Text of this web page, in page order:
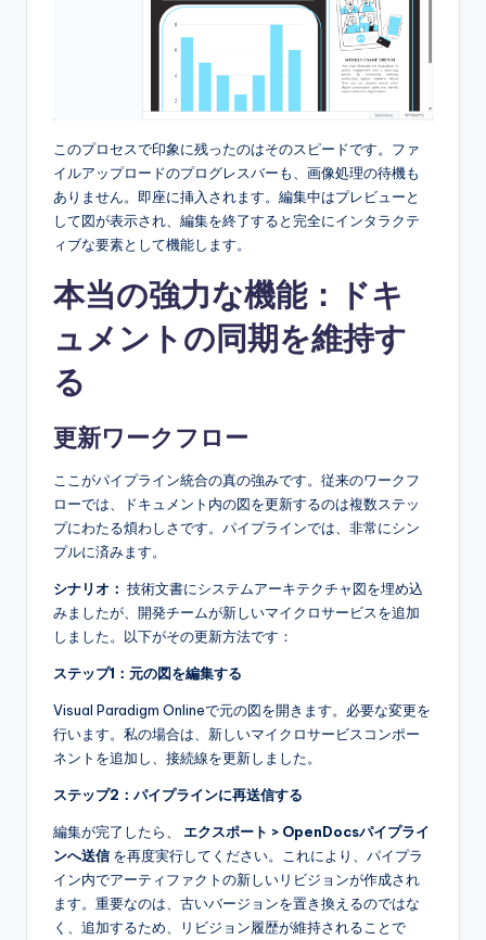
このプロセスで印象に残ったのはそのスピードです。ファ
イルアップロードのプログレスバーも、画像処理の待機も
ありません。即座に挿入されます。編集中はプレビューと
して図が表示され、編集を終了すると完全にインタラクテ
ィブな要素として機能します。
本当の強力な機能：ドキ
ュメントの同期を維持す
る
更新ワークフロー
ここがパイプライン統合の真の強みです。従来のワークフ
ローでは、ドキュメント内の図を更新するのは複数ステッ
プにわたる煩わしさです。パイプラインでは、非常にシン
プルに済みます。
シナリオ： 技術文書にシステムアーキテクチャ図を埋め込
みましたが、開発チームが新しいマイクロサービスを追加
しました。以下がその更新方法です：
ステップ1：元の図を編集する
Visual Paradigm Onlineで元の図を開きます。必要な変更を
行います。私の場合は、新しいマイクロサービスコンポー
ネントを追加し、接続線を更新しました。
ステップ2：パイプラインに再送信する
編集が完了したら、 エクスポート > OpenDocsパイプライ
ンへ送信を再度実行してください。これにより、パイプラ
イン内でアーティファクトの新しいリビジョンが作成され
ます。重要なのは、古いバージョンを置き換えるのではな
く、追加するため、リビジョン履歴が維持されることで